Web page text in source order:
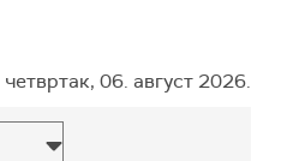
четвртак, 06. август 2026.